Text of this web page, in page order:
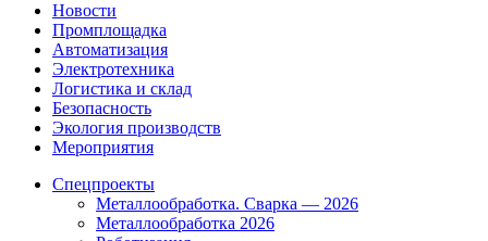
Новости
Промплощадка
Автоматизация
Электротехника
Логистика и склад
Безопасность
Экология производств
Мероприятия
Спецпроекты
Металлообработка. Сварка — 2026
Металлообработка 2026